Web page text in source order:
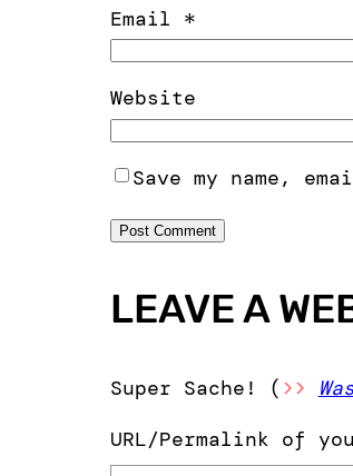
Email *
Website
Save my name,
LEAVE A
Super Sache! ( >>
URL/Permalink of